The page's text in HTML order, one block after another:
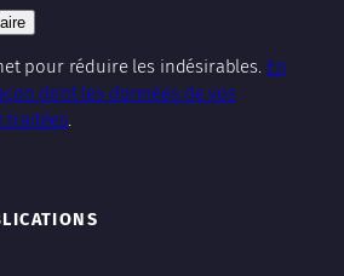
pour réduire les indésirables. En
dont les données de vos
traitées.